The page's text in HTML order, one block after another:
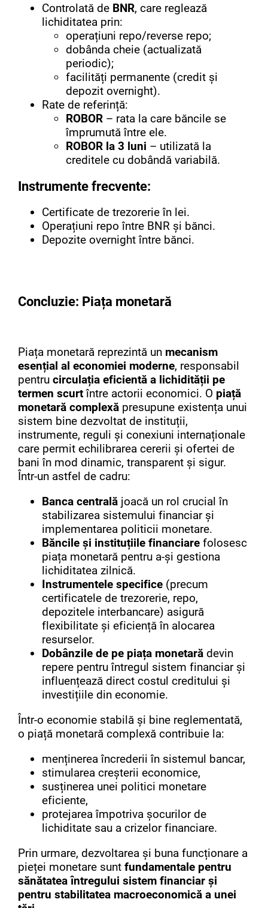
Controlată de BNR, care reglează
lichiditatea prin:
operațiuni repo/reverse repo;
dobânda cheie (actualizată
periodic);
facilități permanente (credit și
depozit overnight).
Rate de referință:
ROBOR – rata la care băncile se
împrumută între ele.
ROBOR la 3 luni – utilizată la
creditele cu dobândă variabilă.
Instrumente frecvente:
Certificate de trezorerie în lei.
Operațiuni repo între BNR și bănci.
Depozite overnight între bănci.
Concluzie: Piața monetară
Piața monetară reprezintă un mecanism
esențial al economiei moderne, responsabil
pentru circulația eficientă a lichidității pe
termen scurtîntre actorii economici. O piață
monetară complexă presupune existența unui
sistem bine dezvoltat de instituții,
instrumente, reguli și conexiuni internaționale
care permit echilibrarea cererii și ofertei de
bani în mod dinamic, transparent și sigur.
Într-un astfel de cadru:
Banca centrală joacă un rol crucial în
stabilizarea sistemului financiar și
implementarea politicii monetare.
Băncile și instituțiile financiare folosesc
piața monetară pentru a-și gestiona
lichiditatea zilnică.
Instrumentele specifice (precum
certificatele de trezorerie, repo,
depozitele interbancare) asigură
flexibilitate și eficiență în alocarea
resurselor.
Dobânzile de pe piața monetară devin
repere pentru întregul sistem financiar și
influențează direct costul creditului și
investițiile din economie.
Într-o economie stabilă și bine reglementată,
o piață monetară complexă contribuie la:
menținerea încrederii în sistemul bancar,
stimularea creșterii economice,
susținerea unei politici monetare
eficiente,
protejarea împotriva șocurilor de
lichiditate sau a crizelor financiare.
Prin urmare, dezvoltarea și buna funcționare a
pieței monetare sunt fundamentale pentru
sănătatea întregului sistem financiar și
pentru stabilitatea macroeconomică a unei